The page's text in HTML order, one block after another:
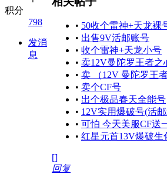
积分
798
发消
息
• 50收个雷神+天龙裸
• 出售9V活邮账号
• 收个雷神+天龙小号
• 卖12V曼陀罗王者之
• 卖 （12V 曼陀罗王
• 卖个CF号
• 出个极品春天全能号
• 12V实用爆破号(活邮
• 可怕 今天美服CF送
• 红星元首13V爆破生
[]
回复